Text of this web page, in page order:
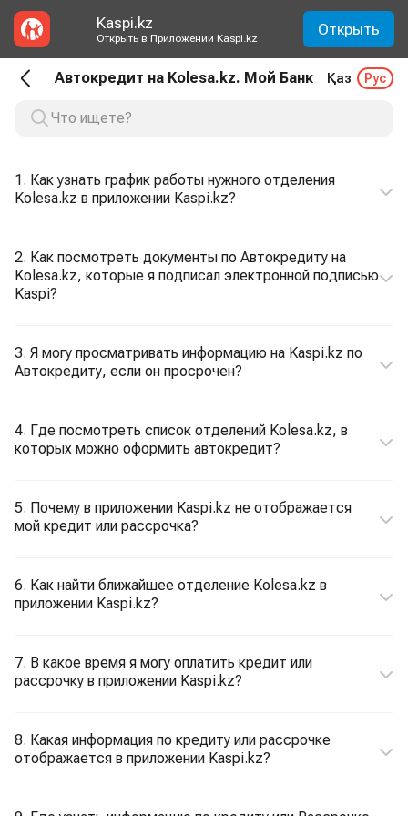
Kaspi.kz
Открыть в Приложении Kaspi.kz Открыть
Автокредит на Kolesa.kz. Мой Банк Қаз Рус
1. Как узнать график работы нужного отделения
Kolesa.kz в приложении Kaspi.kz?
2. Как посмотреть документы по Автокредиту на
Kolesa.kz, которые я подписал электронной подписью
Kaspi?
3. Я могу просматривать информацию на Kaspi.kz по
Автокредиту, если он просрочен?
4. Где посмотреть список отделений Kolesa.kz, в
которых можно оформить автокредит?
5. Почему в приложении Kaspi.kz не отображается
мой кредит или рассрочка?
6. Как найти ближайшее отделение Kolesa.kz в
приложении Kaspi.kz?
7. В какое время я могу оплатить кредит или
рассрочку в приложении Kaspi.kz?
8. Какая информация по кредиту или рассрочке
отображается в приложении Kaspi.kz?